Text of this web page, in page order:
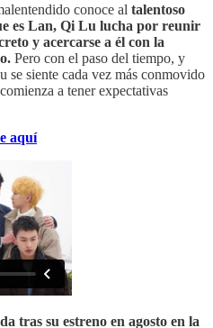
conoce al talentoso
es Lan, Qi Lu lucha por reunir
y acercarse a él con la
Pero con el paso del tiempo, y
se siente cada vez más conmovido
a tener expectativas
aquí
tras su estreno en agosto en la